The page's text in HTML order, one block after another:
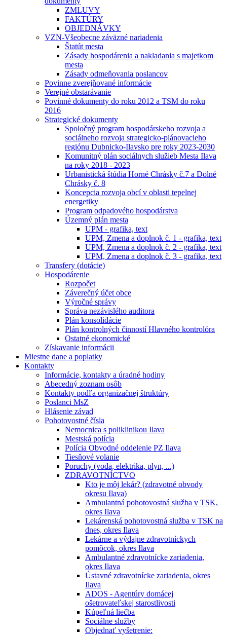
ZMLUVY
FAKTÚRY
OBJEDNÁVKY
VZN-Všeobecne záväzné nariadenia
Štatút mesta
Zásady hospodárenia a nakladania s majetkom
mesta
Zásady odmeňovania poslancov
Povinne zverejňované informácie
Verejné obstarávanie
Povinné dokumenty do roku 2012 a TSM do roku
2016
Strategické dokumenty
Spoločný program hospodárskeho rozvoja a
sociálneho rozvoja strategicko-plánovacieho
regiónu Dubnicko-Ilavsko pre roky 2023-2030
Komunitný plán sociálnych služieb Mesta Ilava
na roky 2018 - 2023
Urbanistická štúdia Horné Chrásky č.7 a Dolné
Chrásky č. 8
Koncepcia rozvoja obcí v oblasti tepelnej
energetiky
Program odpadového hospodárstva
Územný plán mesta
UPM - grafika, text
UPM, Zmena a doplnok č. 1 - grafika, text
UPM, Zmena a doplnok č. 2 - grafika, text
UPM, Zmena a doplnok č. 3 - grafika, text
Transfery (dotácie)
Hospodárenie
Rozpočet
Záverečný účet obce
Výročné správy
Správa nezávislého auditora
Plán konsolidácie
Plán kontrolných činností Hlavného kontrolóra
Ostatné ekonomické
Získavanie informácii
Miestne dane a poplatky
Kontakty
Informácie, kontakty a úradné hodiny
Abecedný zoznam osôb
Kontakty podľa organizačnej štruktúry
Poslanci MsZ
Hlásenie závad
Pohotovostné čísla
Nemocnica s poliklinikou Ilava
Mestská polícia
Polícia Obvodné oddelenie PZ Ilava
Tiesňové volanie
Poruchy (voda, elektrika, plyn, ...)
ZDRAVOTNÍCTVO
Kto je môj lekár? (zdravotné obvody
okresu Ilava)
Ambulantná pohotovostná služba v TSK,
okres Ilava
Lekárenská pohotovostná služba v TSK na
dnes, okres Ilava
Lekárne a výdajne zdravotníckych
pomôcok, okres Ilava
Ambulantné zdravotnícke zariadenia,
okres Ilava
Ústavné zdravotnícke zariadenia, okres
Ilava
ADOS - Agentúry domácej
ošetrovateľskej starostlivosti
Kúpeľná liečba
Sociálne služby
Objednať vyšetrenie: